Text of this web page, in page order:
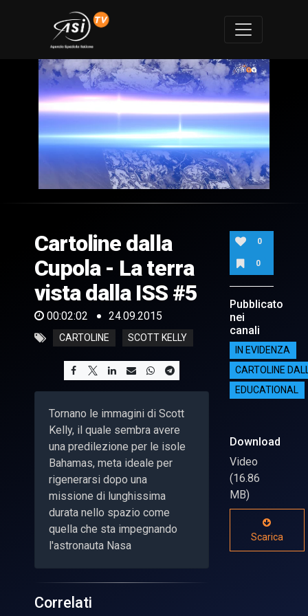
of
2
seconds
Cartoline dalla
Cupola - La terra
vista dalla ISS #5
00:02:02 24.09.2015
CARTOLINE SCOTT KELLY
Tornano le immagini di Scott
Kelly, il quale sembra avere
una predilezione per le isole
Bahamas, meta ideale per
rigenerarsi dopo una
missione di lunghissima
durata nello spazio come
quella che sta impegnando
l'astronauta Nasa
0
0
Pubblicato
nei
canali
IN EVIDENZA
CARTOLINE
EDUCATIONAL
Download
Video
(16.86
MB)
Scarica
Correlati